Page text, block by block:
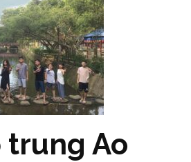
trung Ao